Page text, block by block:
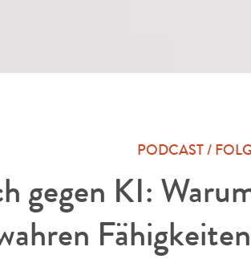
PODCAST /
gegen KI: